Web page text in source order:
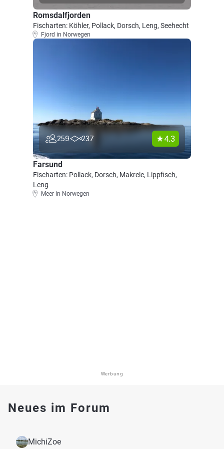
Romsdalfjorden
Fischarten: Köhler, Pollack, Dorsch, Leng, Seehecht
Fjord in Norwegen
259 237 4.3
Farsund
Fischarten: Pollack, Dorsch, Makrele, Lippfisch,
Leng
Meer in Norwegen
Werbung
Neues im Forum
MichiZoe